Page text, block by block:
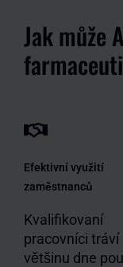
Jak může
Efektivní využití
zaměstnanců
Kvalifikovaní
pracovníci tráví
většinu dne